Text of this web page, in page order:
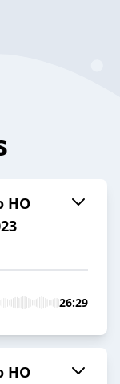
HO
26:29
HO